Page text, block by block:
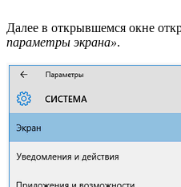
Далее в открывшемся окне
параметры экрана».